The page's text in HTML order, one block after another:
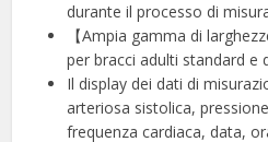
durante il processo di
【Ampia gamma di
per bracci adulti standard e
Il display dei dati di
arteriosa sistolica,
frequenza cardiaca, data,